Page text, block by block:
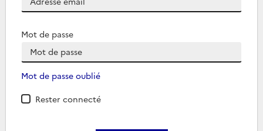
Mot de passe
Mot de passe oublié
Rester connecté